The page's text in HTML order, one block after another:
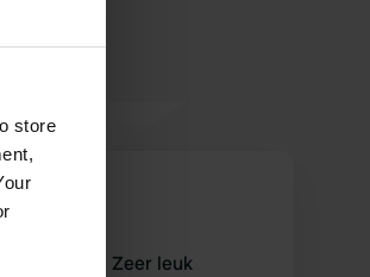
store
opgezet. Zeer leuk